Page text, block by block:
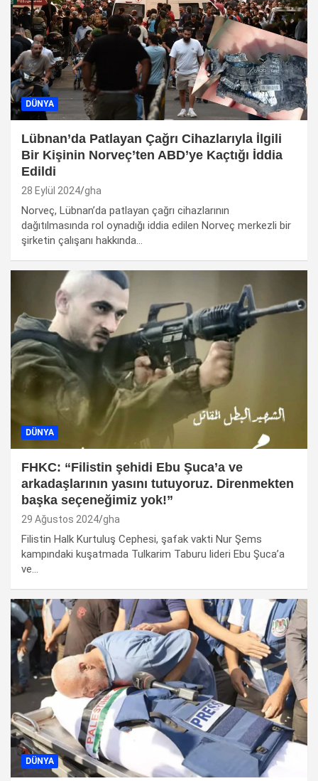
DÜNYA
Lübnan’da Patlayan Çağrı Cihazlarıyla İlgili
Bir Kişinin Norveç’ten ABD’ye Kaçtığı İddia
Edildi
28 Eylül 2024 gha
Norveç, Lübnan’da patlayan çağrı cihazlarının
dağıtılmasında rol oynadığı iddia edilen Norveç merkezli bir
şirketin çalışanı hakkında…
DÜNYA
FHKC: “Filistin şehidi Ebu Şuca’a ve
arkadaşlarının yasını tutuyoruz. Direnmekten
başka seçeneğimiz yok!”
29 Ağustos 2024 gha
Filistin Halk Kurtuluş Cephesi, şafak vakti Nur Şems
kampındaki kuşatmada Tulkarim Taburu lideri Ebu Şuca’a
ve…
DÜNYA